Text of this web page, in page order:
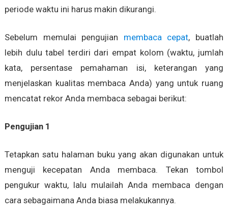
periode waktu ini harus makin dikurangi.
Sebelum memulai pengujian membaca cepat, buatlah
lebih dulu tabel terdiri dari empat kolom (waktu, jumlah
kata, persentase pemahaman isi, keterangan yang
menjelaskan kualitas membaca Anda) yang untuk ruang
mencatat rekor Anda membaca sebagai berikut:
Pengujian 1
Tetapkan satu halaman buku yang akan digunakan untuk
menguji kecepatan Anda membaca. Tekan tombol
pengukur waktu, lalu mulailah Anda membaca dengan
cara sebagaimana Anda biasa melakukannya.